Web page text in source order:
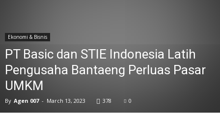
Ekonomi & Bisnis
PT Basic dan STIE Indonesia Latih
Pengusaha Bantaeng Perluas Pasar
UMKM
By Agen 007 - March 13, 2023 378 0